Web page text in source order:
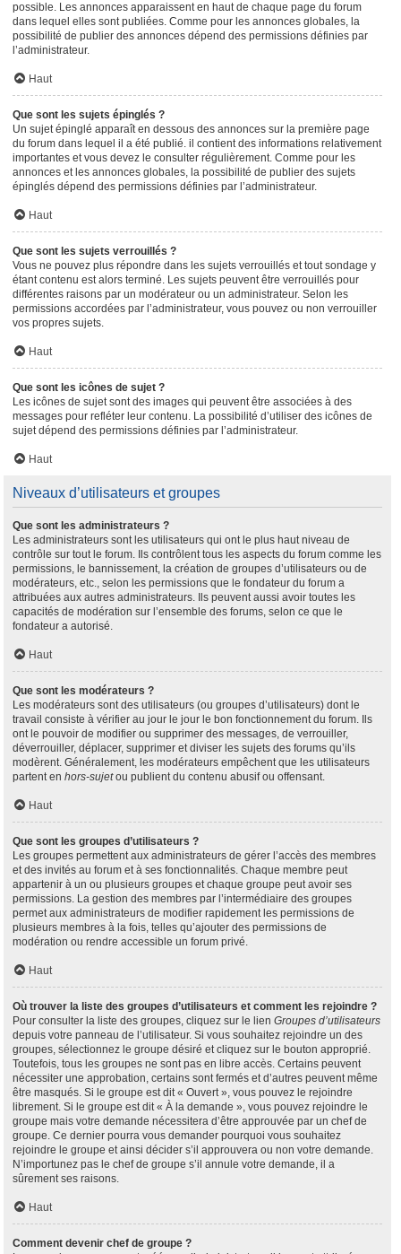
possible. Les annonces apparaissent en haut de chaque page du forum
dans lequel elles sont publiées. Comme pour les annonces globales, la
possibilité de publier des annonces dépend des permissions définies par
l’administrateur.
Haut
Que sont les sujets épinglés ?
Un sujet épinglé apparaît en dessous des annonces sur la première page
du forum dans lequel il a été publié. il contient des informations relativement
importantes et vous devez le consulter régulièrement. Comme pour les
annonces et les annonces globales, la possibilité de publier des sujets
épinglés dépend des permissions définies par l’administrateur.
Haut
Que sont les sujets verrouillés ?
Vous ne pouvez plus répondre dans les sujets verrouillés et tout sondage y
étant contenu est alors terminé. Les sujets peuvent être verrouillés pour
différentes raisons par un modérateur ou un administrateur. Selon les
permissions accordées par l’administrateur, vous pouvez ou non verrouiller
vos propres sujets.
Haut
Que sont les icônes de sujet ?
Les icônes de sujet sont des images qui peuvent être associées à des
messages pour refléter leur contenu. La possibilité d’utiliser des icônes de
sujet dépend des permissions définies par l’administrateur.
Haut
Niveaux d’utilisateurs et groupes
Que sont les administrateurs ?
Les administrateurs sont les utilisateurs qui ont le plus haut niveau de
contrôle sur tout le forum. Ils contrôlent tous les aspects du forum comme les
permissions, le bannissement, la création de groupes d’utilisateurs ou de
modérateurs, etc., selon les permissions que le fondateur du forum a
attribuées aux autres administrateurs. Ils peuvent aussi avoir toutes les
capacités de modération sur l’ensemble des forums, selon ce que le
fondateur a autorisé.
Haut
Que sont les modérateurs ?
Les modérateurs sont des utilisateurs (ou groupes d’utilisateurs) dont le
travail consiste à vérifier au jour le jour le bon fonctionnement du forum. Ils
ont le pouvoir de modifier ou supprimer des messages, de verrouiller,
déverrouiller, déplacer, supprimer et diviser les sujets des forums qu’ils
modèrent. Généralement, les modérateurs empêchent que les utilisateurs
partent en hors-sujetou publient du contenu abusif ou offensant.
Haut
Que sont les groupes d’utilisateurs ?
Les groupes permettent aux administrateurs de gérer l’accès des membres
et des invités au forum et à ses fonctionnalités. Chaque membre peut
appartenir à un ou plusieurs groupes et chaque groupe peut avoir ses
permissions. La gestion des membres par l’intermédiaire des groupes
permet aux administrateurs de modifier rapidement les permissions de
plusieurs membres à la fois, telles qu’ajouter des permissions de
modération ou rendre accessible un forum privé.
Haut
Où trouver la liste des groupes d’utilisateurs et comment les rejoindre ?
Pour consulter la liste des groupes, cliquez sur le lien Groupes d’utilisateurs
depuis votre panneau de l’utilisateur. Si vous souhaitez rejoindre un des
groupes, sélectionnez le groupe désiré et cliquez sur le bouton approprié.
Toutefois, tous les groupes ne sont pas en libre accès. Certains peuvent
nécessiter une approbation, certains sont fermés et d’autres peuvent même
être masqués. Si le groupe est dit « Ouvert », vous pouvez le rejoindre
librement. Si le groupe est dit « À la demande », vous pouvez rejoindre le
groupe mais votre demande nécessitera d’être approuvée par un chef de
groupe. Ce dernier pourra vous demander pourquoi vous souhaitez
rejoindre le groupe et ainsi décider s’il approuvera ou non votre demande.
N’importunez pas le chef de groupe s’il annule votre demande, il a
sûrement ses raisons.
Haut
Comment devenir chef de groupe ?